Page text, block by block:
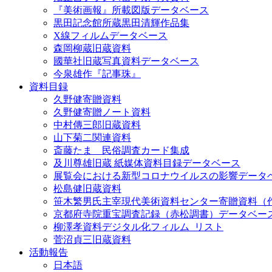
『美術画報』所載図版データベース
黒田記念館所蔵黒田清輝作品集
X線フィルムデータベース
森岡柳蔵旧蔵資料
國華社旧蔵写真資料データベース
今泉雄作『記事珠』
資料目録
久野健寄贈資料
久野健寄贈ノート資料
中村傳三郎旧蔵資料
山下菊二関連資料
斎藤たま 民俗調査カード集成
及川尊雄旧蔵 紙媒体資料目録データベース
展覧会における新型コロナウイルスの影響データ
松島健旧蔵資料
笹木繁男氏主宰現代美術資料センター寄贈資料（
京都府寺院重宝調査記録（赤松調書）データベー
柳澤孝資料デジタル化フィルム_リスト
菅沼貞三旧蔵資料
活動報告
日本語